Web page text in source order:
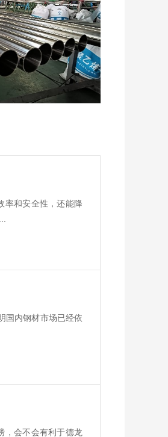
率和安全性，还能降
国内钢材市场已经依
，会不会有利于德龙